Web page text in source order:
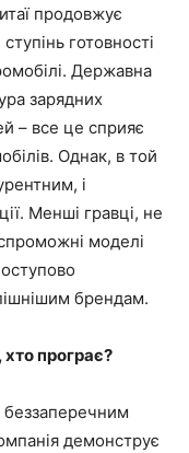
продовжує
готовності
Державна
зарядних
– все це сприяє
Однак, в той
і
Менші гравці, не
моделі
брендам.
програє?
беззаперечним
демонструє